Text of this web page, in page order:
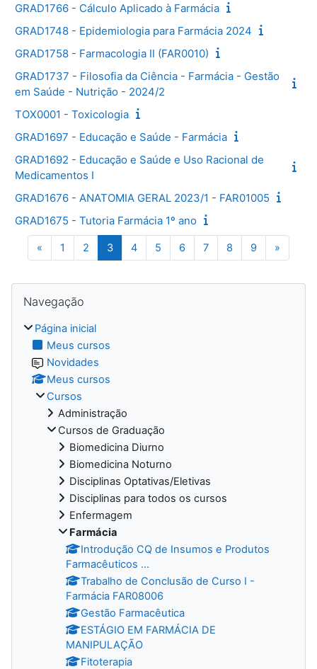
GRAD1766 - Cálculo Aplicado à Farmácia
GRAD1748 - Epidemiologia para Farmácia 2024
GRAD1758 - Farmacologia II (FAR0010)
GRAD1737 - Filosofia da Ciência - Farmácia - Gestão
em Saúde - Nutrição - 2024/2
TOX0001 - Toxicologia
GRAD1697 - Educação e Saúde - Farmácia
GRAD1692 - Educação e Saúde e Uso Racional de
Medicamentos I
GRAD1676 - ANATOMIA GERAL 2023/1 - FAR01005
GRAD1675 - Tutoria Farmácia 1º ano
« Página anterior
1 Página 1
2 Página 2
3Página 3
4Página 4
5 Página 5
6Página 6
7Página 7
8 Página 8
9Página 9
»
Blocos
Navegação
Página inicial
Meus cursos
Novidades
Meus cursos
Cursos
Administração
Cursos de Graduação
Biomedicina Diurno
Biomedicina Noturno
Disciplinas Optativas/Eletivas
Disciplinas para todos os cursos
Enfermagem
Farmácia
Introdução CQ de Insumos e Produtos
Farmacêuticos ...
Trabalho de Conclusão de Curso I -
Farmácia FAR08006
Gestão Farmacêutica
ESTÁGIO EM FARMÁCIA DE
MANIPULAÇÃO
Fitoterapia